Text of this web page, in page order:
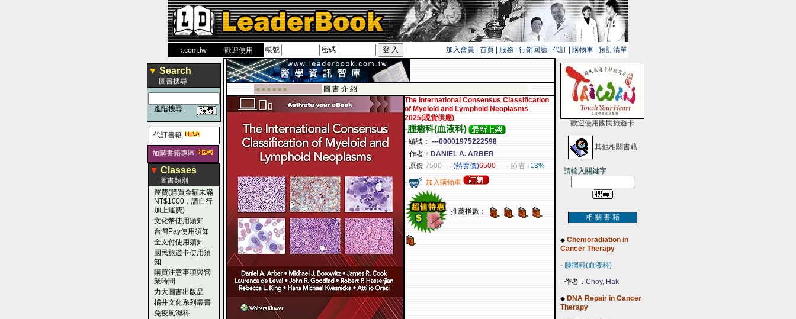
www.leaderbook.com.tw歡迎使用 國民旅遊卡！！
帳號 密碼 加入會員 首頁 服務 行銷回應 代訂 購物車 預訂清單
▼ Search
圖書搜尋
- 進階搜尋
代訂書籍
加購書籍專區
▼ Classes
圖書類別
運費(購買金額未滿
NT$1000，請自行
加上運費)
文化幣使用須知
台灣Pay使用須知
全支付使用須知
國民旅遊卡使用須
知
購買注意事項與營
業時間
力大圖書出版品
橘井文化系列叢書
免疫風濕科
-■ ■ ■ ■ ■ ■
圖 書 介 紹
The International Consensus Classification
of Myeloid and Lymphoid Neoplasms
2025(現貨供應)
-腫瘤科(血液科)
- 編號： ---00001975222598
- 作者： DANIEL A. ARBER
- 原價-7500 - (熱賣價)6500 - 節省 ↓ 13%
-
加入購物車
推薦指數：
歡迎使用國民旅遊卡
其他相關書藉
請輸入關鍵字
相 關 書 藉
◆ Chemoradiation in
Cancer Therapy
- 腫瘤科(血液科)
- 作者： Choy, Hak
◆ DNA Repair in Cancer
Therapy